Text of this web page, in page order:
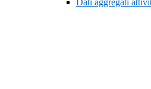
Dati aggregati